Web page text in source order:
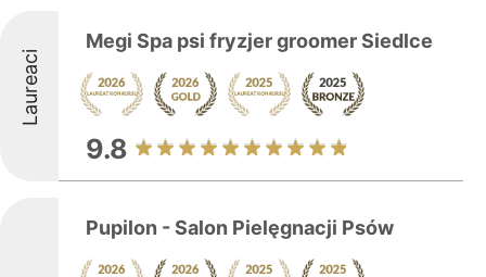
Laureaci
Megi Spa psi fryzjer groomer Siedlce
9.8
Pupilon - Salon Pielęgnacji Psów